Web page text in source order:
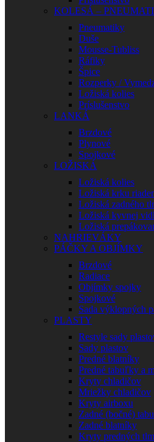
KOLESÁ –
Pneumatiky
Duše
Mousse-Tubliss
Ráfiky
Špice
Rozperky /
Ložiská kolies
Príslušenstvo
LANKÁ
Brzdové
Plynové
Spojkové
LOŽISKÁ
Ložiská kolies
Ložiská krku
Ložiská zadného
Ložiská kyvnej
Ložiská
NAHRIEVÁKY
PÁČKY A OBJÍMKY
Brzdové
Radiace
Objímky spojky
Spojkové
Sada výklopných
PLASTY
Restyle sady
Sady plastov
Predné blatníky
Predné tabuľky a
Kryty chladičov
Mriežky chladičov
Kryty airboxu
Zadné (bočné)
Zadné blatníky
Kryty predných